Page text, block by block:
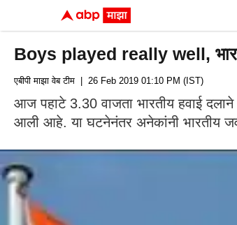
Boys played really well,
एबीपी माझा वेब टीम | 26 Feb 2019 01:10 PM (IST)
आज पहाटे 3.30 वाजता भारतीय हवाई दलाने
आली आहे. या घटनेनंतर अनेकांनी भारतीय